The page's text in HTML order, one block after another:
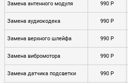
Замена антенного модуля 990 P
Замена аудиокодека 990 P
Замена верхного шлейфа 990 P
Замена вибромотора 990 P
Замена датчика подсветки 990 P